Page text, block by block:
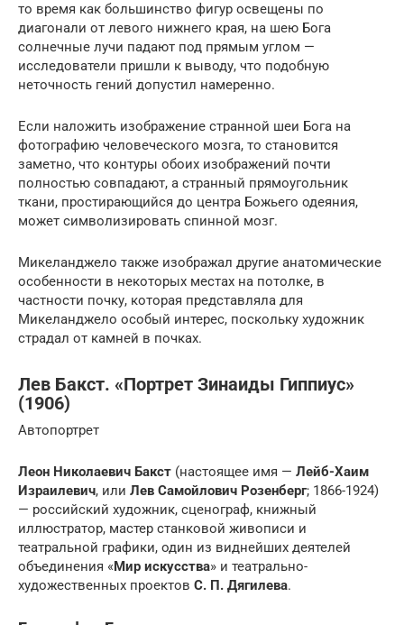
то время как большинство фигур освещены по
диагонали от левого нижнего края, на шею Бога
солнечные лучи падают под прямым углом —
исследователи пришли к выводу, что подобную
неточность гений допустил намеренно.
Если наложить изображение странной шеи Бога на
фотографию человеческого мозга, то становится
заметно, что контуры обоих изображений почти
полностью совпадают, а странный прямоугольник
ткани, простирающийся до центра Божьего одеяния,
может символизировать спинной мозг.
Микеланджело также изображал другие анатомические
особенности в некоторых местах на потолке, в
частности почку, которая представляла для
Микеланджело особый интерес, поскольку художник
страдал от камней в почках.
Лев Бакст. «Портрет Зинаиды Гиппиус»
(1906)
Автопортрет
Леон Николаевич Бакст (настоящее имя — Лейб-Хаим
Израилевич, или Лев Самойлович Розенберг; 1866-1924)
— российский художник, сценограф, книжный
иллюстратор, мастер станковой живописи и
театральной графики, один из виднейших деятелей
объединения «Мир искусства» и театрально-
художественных проектов С. П. Дягилева.